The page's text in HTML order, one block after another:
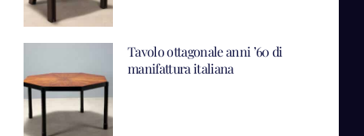
Tavolo ottagonale anni ’60 di
manifattura italiana